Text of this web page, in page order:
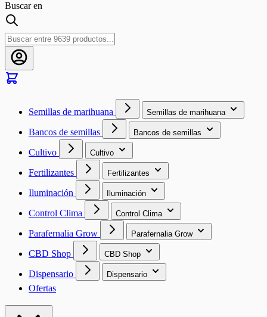
Buscar en
Semillas de marihuana Semillas de marihuana
Bancos de semillas Bancos de semillas
Cultivo Cultivo
Fertilizantes Fertilizantes
Iluminación Iluminación
Control Clima Control Clima
Parafernalia Grow Parafernalia Grow
CBD Shop CBD Shop
Dispensario Dispensario
Ofertas